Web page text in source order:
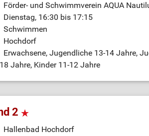
Förder- und Schwimmverein AQUA
Dienstag, 16:30 bis 17:15
Schwimmen
Hochdorf
Erwachsene, Jugendliche 13-14 Jahre,
Jahre, Kinder 11-12 Jahre
2
Hallenbad Hochdorf